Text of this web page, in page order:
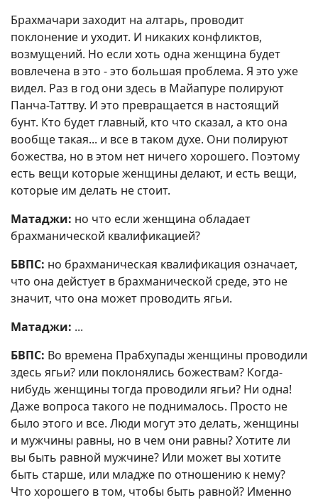
Брахмачари заходит на алтарь, проводит
поклонение и уходит. И никаких конфликтов,
возмущений. Но если хоть одна женщина будет
вовлечена в это - это большая проблема. Я это уже
видел. Раз в год они здесь в Майапуре полируют
Панча-Таттву. И это превращается в настоящий
бунт. Кто будет главный, кто что сказал, а кто она
вообще такая... и все в таком духе. Они полируют
божества, но в этом нет ничего хорошего. Поэтому
есть вещи которые женщины делают, и есть вещи,
которые им делать не стоит.
Матаджи: но что если женщина обладает
брахманической квалификацией?
БВПС: но брахманическая квалификация означает,
что она дейстует в брахманической среде, это не
значит, что она может проводить ягьи.
Матаджи: ...
БВПС: Во времена Прабхупады женщины проводили
здесь ягьи? или поклонялись божествам? Когда-
нибудь женщины тогда проводили ягьи? Ни одна!
Даже вопроса такого не поднималось. Просто не
было этого и все. Люди могут это делать, женщины
и мужчины равны, но в чем они равны? Хотите ли
вы быть равной мужчине? Или может вы хотите
быть старше, или младже по отношению к нему?
Что хорошего в том, чтобы быть равной? Именно